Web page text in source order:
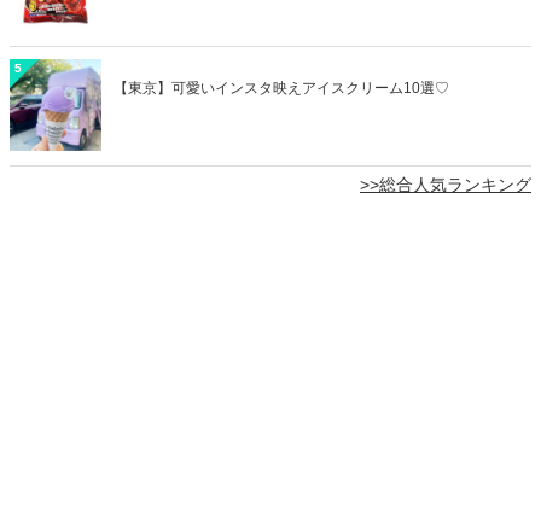
5
【東京】可愛いインスタ映えアイスクリーム10選♡
>>総合人気ランキング